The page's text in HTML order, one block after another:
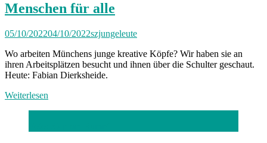
Menschen für alle
05/10/202204/10/2022szjungeleute
Wo arbeiten Münchens junge kreative Köpfe? Wir haben sie an
ihren Arbeitsplätzen besucht und ihnen über die Schulter geschaut.
Heute: Fabian Dierksheide.
Weiterlesen